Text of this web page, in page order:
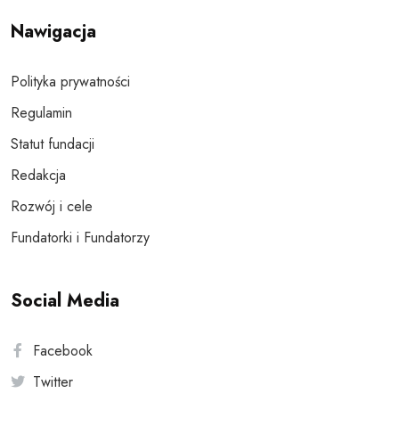
Nawigacja
Polityka prywatności
Regulamin
Statut fundacji
Redakcja
Rozwój i cele
Fundatorki i Fundatorzy
Social Media
Facebook
Twitter